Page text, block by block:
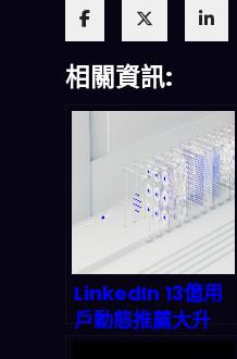
相關資訊:
LinkedIn 13億用
戶動態推薦大升